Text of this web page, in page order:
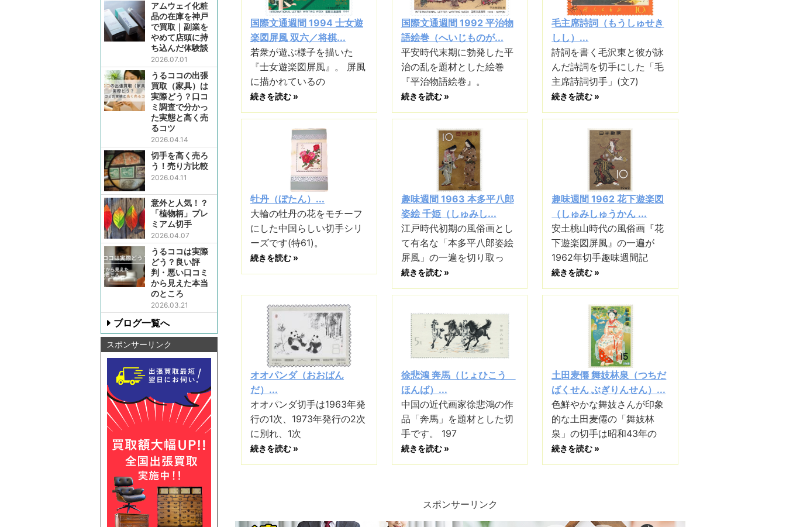
国際文通週間 1994 士女遊
楽図屏風 双六／将棋...
若衆が遊ぶ様子を描いた
『士女遊楽図屏風』。 屏風
に描かれているの
続きを読む »
国際文通週間 1992 平治物
語絵巻（へいじものが...
平安時代末期に勃発した平
治の乱を題材とした絵巻
『平治物語絵巻』。
続きを読む »
毛主席詩詞（もうしゅせき
しし）...
詩詞を書く毛沢東と彼が詠
んだ詩詞を切手にした「毛
主席詩詞切手」(文7)
続きを読む »
牡丹（ぼたん）...
大輪の牡丹の花をモチーフ
にした中国らしい切手シリ
ーズです(特61)。
続きを読む »
趣味週間 1963 本多平八郎
姿絵 千姫（しゅみし...
江戸時代初期の風俗画とし
て有名な「本多平八郎姿絵
屏風」の一遍を切り取っ
続きを読む »
趣味週間 1962 花下遊楽図
（しゅみしゅうかん ...
安土桃山時代の風俗画『花
下遊楽図屏風』の一遍が
1962年切手趣味週間記
続きを読む »
オオパンダ（おおぱん
だ）...
オオパンダ切手は1963年発
行の1次、1973年発行の2次
に別れ、1次
続きを読む »
徐悲鴻 奔馬（じょひこう
ほんば）...
中国の近代画家徐悲鴻の作
品「奔馬」を題材とした切
手です。 197
続きを読む »
土田麦僊 舞妓林泉（つちだ
ばくせん ぶぎりんせん）...
色鮮やかな舞妓さんが印象
的な土田麦僊の「舞妓林
泉」の切手は昭和43年の
続きを読む »
スポンサーリンク
アムウェイ化粧
品の在庫を神戸
で買取｜副業を
やめて店頭に持
ち込んだ体験談
2026.07.01
うるココの出張
買取（家具）は
実際どう？口コ
ミ調査で分かっ
た実態と高く売
るコツ
2026.04.14
切手を高く売ろ
う！売り方比較
2026.04.11
意外と人気！？
「植物柄」プレ
ミアム切手
2026.04.07
うるココは実際
どう？良い評
判・悪い口コミ
から見えた本当
のところ
2026.03.21
ブログ一覧へ
スポンサーリンク